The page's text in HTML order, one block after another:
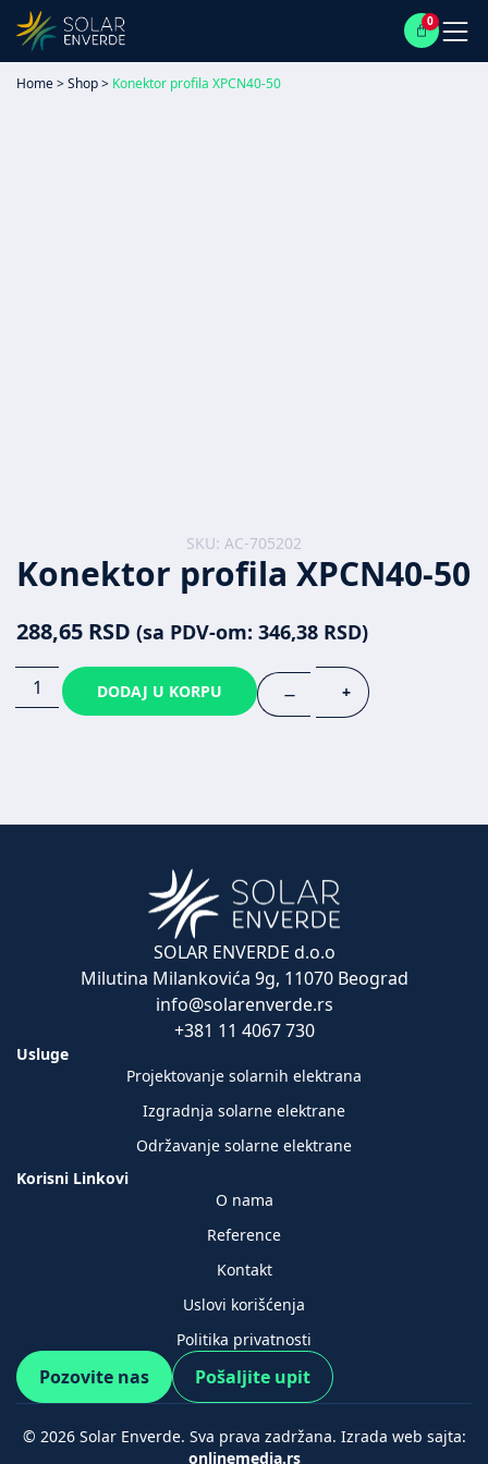
0
Home>Shop> Konektor profila XPCN40-50
SKU: AC-705202
Konektor profila XPCN40-50
288,65 RSD (sa PDV-om: 346,38 RSD)
— +
DODAJ U KORPU
SOLAR ENVERDE d.o.o
Milutina Milankovića 9g, 11070 Beograd
info@solarenverde.rs
+381 11 4067 730
Usluge
Projektovanje solarnih elektrana
Izgradnja solarne elektrane
Održavanje solarne elektrane
Korisni Linkovi
O nama
Reference
Kontakt
Uslovi korišćenja
Politika privatnosti
Pozovite nas Pošaljite upit
© 2026 Solar Enverde. Sva prava zadržana. Izrada web sajta:
onlinemedia.rs